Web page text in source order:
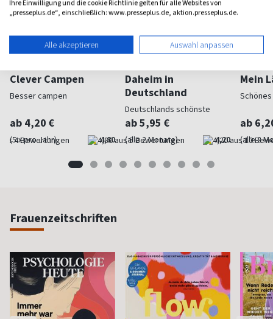
Clever Campen
Besser campen
ab 4,20 €
(5 x pro Jahr) 4,80
Daheim in
Deutschland
Deutschlands schönste
Seiten
ab 5,95 €
(alle 2 Monate) 4,20
Mein
Schönes
ab
(alle 2
Frauenzeitschriften
Ihre Einwilligung und die cookie Richtlinie gelten für alle Websites von
„presseplus.de“, einschließlich: www.presseplus.de, aktion.presseplus.de.
Alle akzeptieren Auswahl anpassen